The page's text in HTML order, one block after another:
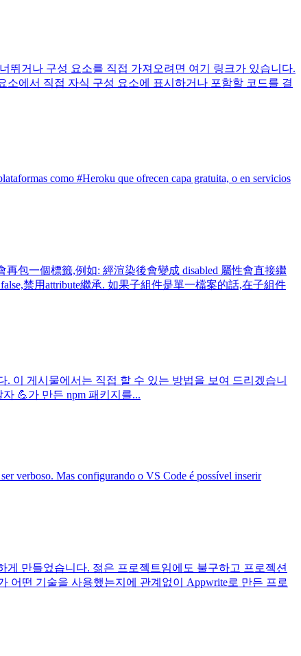
뛰거나 구성 요소를 직접 가져오려면 여기 링크가 있습니다.
에서 직접 자식 구성 요소에 표시하거나 포함할 코드를 결
como #Heroku que ofrecen capa gratuita, o en servicios
包一個標籤,例如: 經渲染後會變成 disabled 屬性會直接繼
禁用attribute繼承. 如果子組件是單一檔案的話,在子組件
. 이 게시물에서는 직접 할 수 있는 방법을 보여 드리겠습니
💪가 만든 npm 패키지를...
verboso. Mas configurando o VS Code é possível inserir
만들었습니다. 젊은 프로젝트임에도 불구하고 프로젝션
어떤 기술을 사용했는지에 관계없이 Appwrite로 만든 프로